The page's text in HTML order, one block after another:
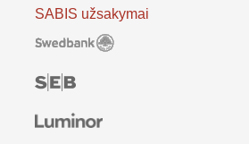
SABIS užsakymai